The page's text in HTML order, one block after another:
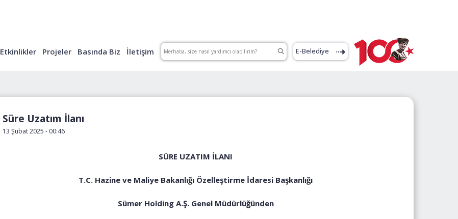
E-Belediye
Etkinlikler Projeler Basında Biz İletişim
Süre Uzatım İlanı
13 Şubat 2025 - 00:46
SÜRE UZATIM İLANI
T.C. Hazine ve Maliye Bakanlığı Özelleştirme İdaresi Başkanlığı
Sümer Holding A.Ş. Genel Müdürlüğünden